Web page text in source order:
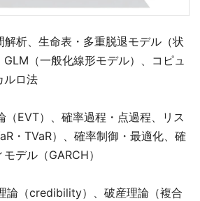
解析、生命表・多重脱退モデル（状
（一般化線形モデル）、コピュ
ルロ法
（EVT）、確率過程・点過程、リス
・TVaR）、確率制御・最適化、確
デル（GARCH）
論（credibility）、破産理論（複合